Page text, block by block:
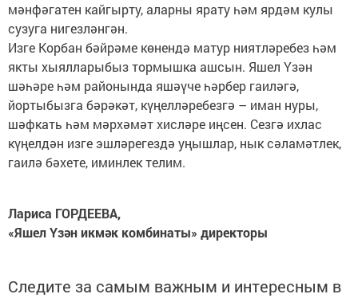
мәнфәгатен кайгырту, аларны ярату һәм ярдәм кулы
сузуга нигезләнгән.
Изге Корбан бәйрәме көнендә матур ниятләребез һәм
якты хыялларыбыз тормышка ашсын. Яшел Үзән
шәһәре һәм районында яшәүче һәрбер гаиләгә,
йортыбызга бәрәкәт, күңелләребезгә – иман нуры,
шәфкать һәм мәрхәмәт хисләре иңсен. Сезгә ихлас
күңелдән изге эшләрегездә уңышлар, нык сәламәтлек,
гаилә бәхете, иминлек телим.
Лариса ГОРДЕЕВА,
«Яшел Үзән икмәк комбинаты» директоры
Следите за самым важным и интересным в